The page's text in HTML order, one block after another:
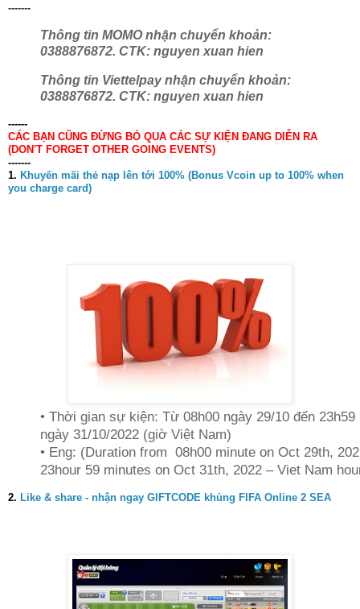
-------
Thông tin MOMO nhận chuyển khoản:
0388876872. CTK: nguyen xuan hien
Thông tin Viettelpay nhận chuyển khoản:
0388876872. CTK: nguyen xuan hien
------
CÁC BẠN CŨNG ĐỪNG BỎ QUA CÁC SỰ KIỆN ĐANG DIỄN RA
(DON'T FORGET OTHER GOING EVENTS)
-------
1. Khuyến mãi thẻ nạp lên tới 100% (Bonus Vcoin up to 100% when
you charge card)
• Thời gian sự kiện: Từ 08h00 ngày 29/10 đến 23h59
ngày 31/10/2022 (giờ Việt Nam)
• Eng: (Duration from 08h00 minute on Oct 29th,
23hour 59 minutes on Oct 31th, 2022 – Viet Nam
2. Like & share - nhận ngay GIFTCODE khủng FIFA Online 2 SEA